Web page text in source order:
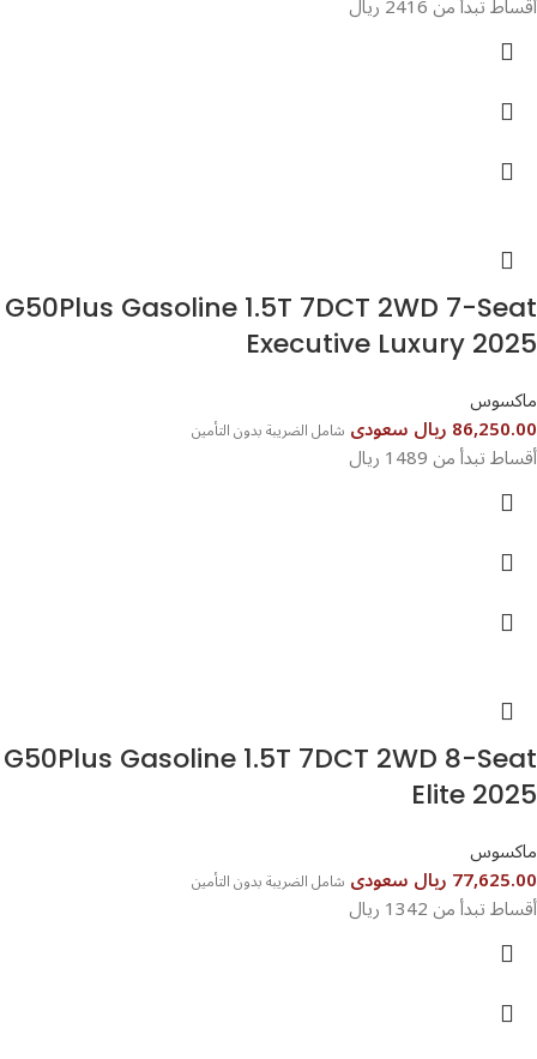
G50Plus Gasoline 1.5T 7DCT 2WD 7-Seat
Executive Luxury 2025
ماكسوس
86,250.00 ريال سعودى شامل الضريبة بدون التأمين
أقساط تبدأ من 1489 ريال
G50Plus Gasoline 1.5T 7DCT 2WD 8-Seat
Elite 2025
ماكسوس
77,625.00 ريال سعودى شامل الضريبة بدون التأمين
أقساط تبدأ من 1342 ريال